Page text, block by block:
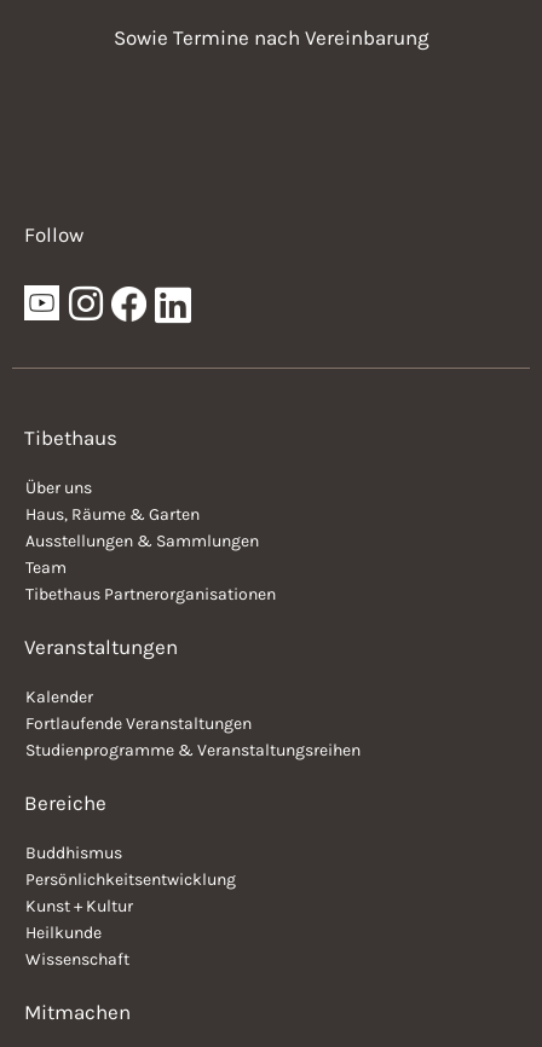
Sowie Termine nach Vereinbarung
Follow
Tibethaus
Über uns
Haus, Räume & Garten
Ausstellungen & Sammlungen
Team
Tibethaus Partnerorganisationen
Veranstaltungen
Kalender
Fortlaufende Veranstaltungen
Studienprogramme & Veranstaltungsreihen
Bereiche
Buddhismus
Persönlichkeitsentwicklung
Kunst + Kultur
Heilkunde
Wissenschaft
Mitmachen